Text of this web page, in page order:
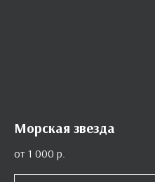
Морская звезда
1 000 р.